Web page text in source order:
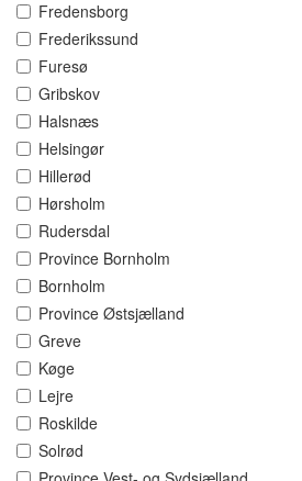
Fredensborg
Frederikssund
Furesø
Gribskov
Halsnæs
Helsingør
Hillerød
Hørsholm
Rudersdal
Province Bornholm
Bornholm
Province Østsjælland
Greve
Køge
Lejre
Roskilde
Solrød